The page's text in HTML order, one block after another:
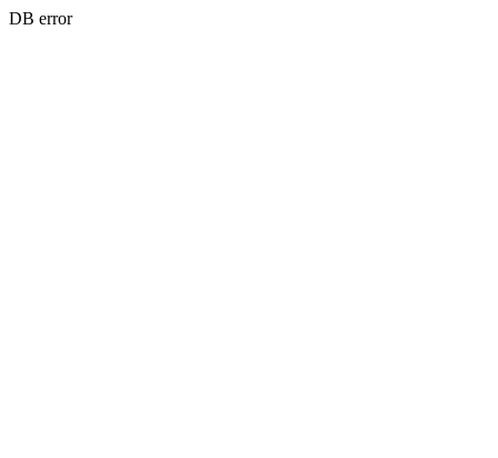
DB error